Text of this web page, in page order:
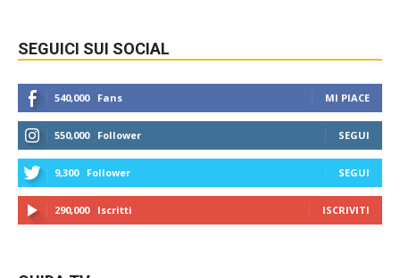
SEGUICI SUI SOCIAL
540,000 Fans MI PIACE
550,000 Follower SEGUI
9,300 Follower SEGUI
290,000 Iscritti ISCRIVITI